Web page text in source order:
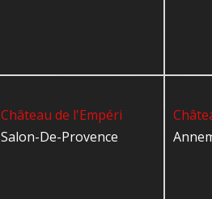
Château de l'Empéri
Salon-De-Provence